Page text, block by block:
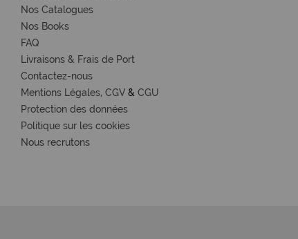
Nos Catalogues
Nos Books
FAQ
Livraisons & Frais de Port
Contactez-nous
Mentions Légales, CGV & CGU
Protection des données
Politique sur les cookies
Nous recrutons